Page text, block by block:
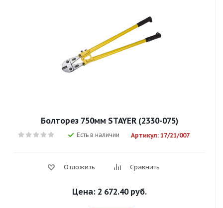
Болторез 750мм STAYER (2330-075)
Есть в наличии Артикул: 17/21/007
Отложить Сравнить
Цена: 2 672.40 руб.